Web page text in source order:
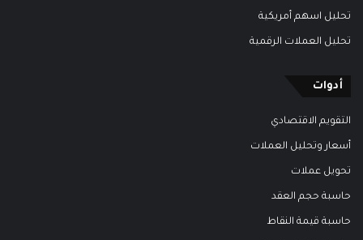
تحليل اسهم أمريكية
تحليل العملات الرقمية
أدوات
التقويم الاقتصادي
أسعار وتحليل العملات
تحويل عملات
حاسبة حجم العقد
حاسبة قيمة النقاط